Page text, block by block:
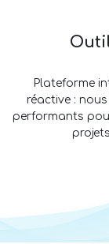
Plateforme
réactive :
performants